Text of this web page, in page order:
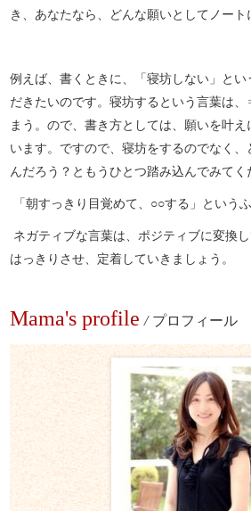
き、あなたなら、どんな願いとしてノート
例えば、書くときに、「寝坊しない」と
だきたいのです。寝坊するという言葉は
まう。ので、書き方としては、願いを叶
います。ですので、寝坊をするのでなく
んだろう？ともうひとつ踏み込んでみてく
「朝すっきり目覚めて、○○する」というふ
ネガティブな言葉は、ポジティブに変換
はっきりさせ、定着していきましょう。
Mama's profile / プロフィール